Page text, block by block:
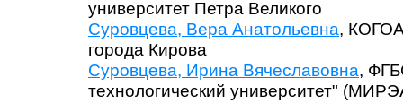
университет Петра Великого
Суровцева, Вера Анатольевна,
города Кирова
Суровцева, Ирина Вячеславовна,
технологический университет"